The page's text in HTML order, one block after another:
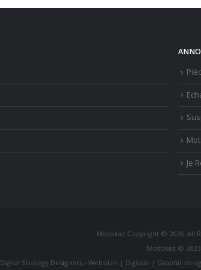
Je
Motokaz Copyright © 2026. All
Motokaz © 2023
Digital Strategy Designers - Websites | Digitale | Graphic